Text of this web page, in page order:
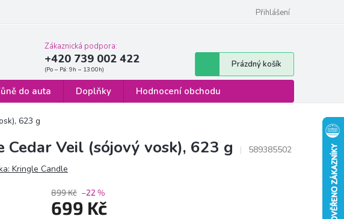
Formulář pro odstoupení od smlouvy
Přihlášení
Zákaznická podpora:
+420 739 002 422
Nákupní
košík
Prázdný košík
do auta Doplňky Hodnocení obchodu
623 g
Veil (sójový vosk), 623 g 589385502
Kringle Candle
899 Kč –22 %
699 Kč